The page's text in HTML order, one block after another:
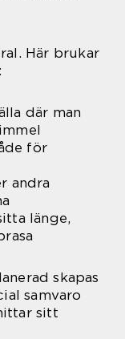
Här brukar
där man
för
andra
länge,
skapas
samvaro
sitt